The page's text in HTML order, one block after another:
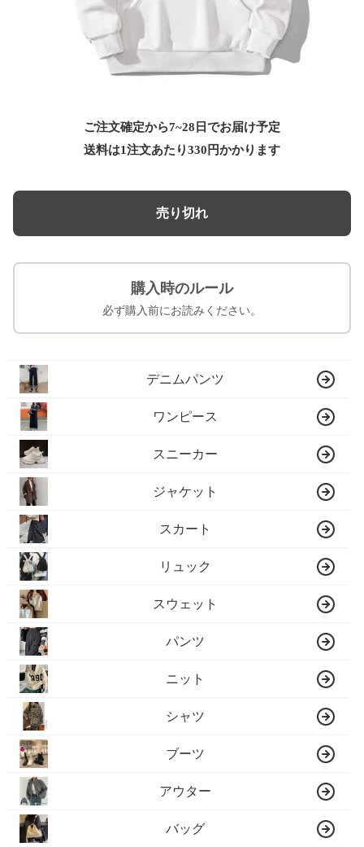
ご注文確定から7~28日でお届け予定
送料は1注文あたり330 円かかります
売り切れ
購入時のルール
必ず購入前にお読みください。
デニムパンツ
ワンピース
スニーカー
ジャケット
スカート
リュック
スウェット
パンツ
ニット
シャツ
ブーツ
アウター
バッグ